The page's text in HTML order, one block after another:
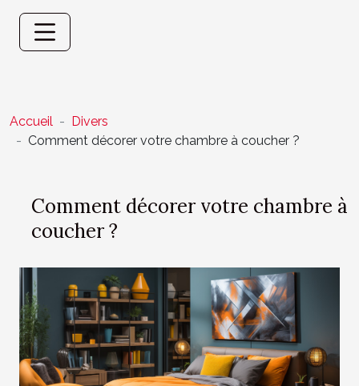
Accueil
Divers
Comment décorer votre chambre à coucher ?
Comment décorer votre chambre à
coucher ?